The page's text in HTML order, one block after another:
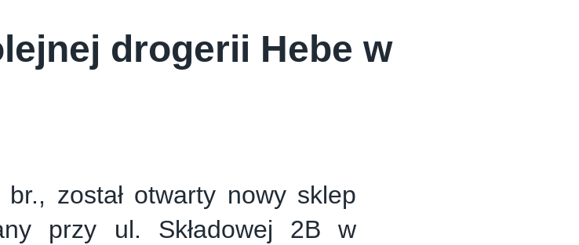
drogerii Hebe w
został otwarty nowy sklep
przy ul. Składowej 2B w